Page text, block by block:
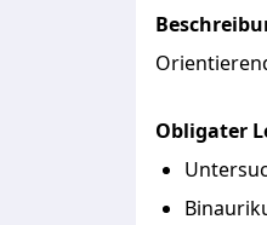
Obligater